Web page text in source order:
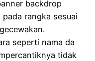
backdrop
rangka sesuai
seperti nama da
tidak